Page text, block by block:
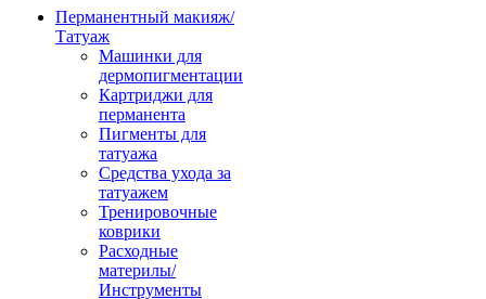
Перманентный макияж/
Татуаж
Машинки для
дермопигментации
Картриджи для
перманента
Пигменты для
татуажа
Средства ухода за
татуажем
Тренировочные
коврики
Расходные
материлы/
Инструменты